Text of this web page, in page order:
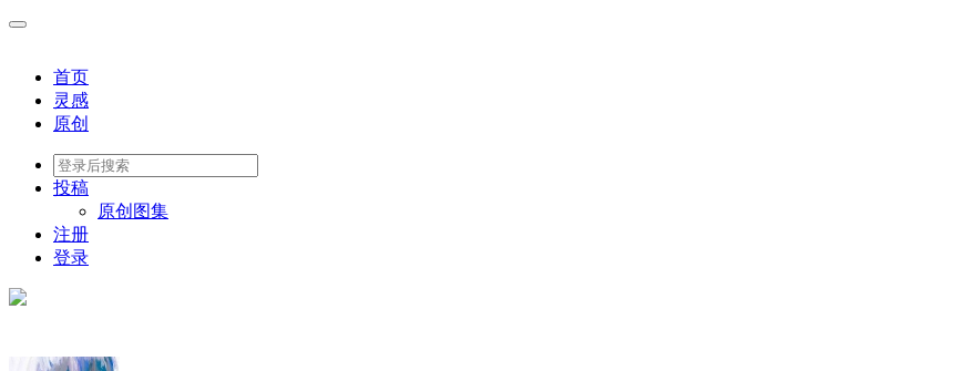
首页
灵感
原创
投稿
原创图集
注册
登录